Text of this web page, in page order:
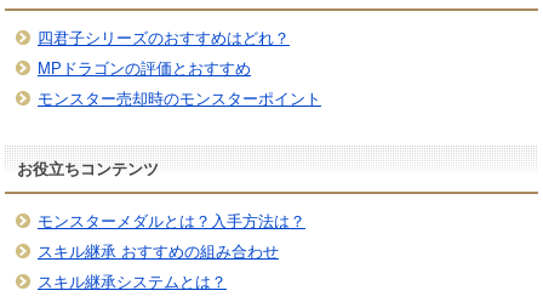
四君子シリーズのおすすめはどれ？
MPドラゴンの評価とおすすめ
モンスター売却時のモンスターポイント
お役立ちコンテンツ
モンスターメダルとは？入手方法は？
スキル継承 おすすめの組み合わせ
スキル継承システムとは？